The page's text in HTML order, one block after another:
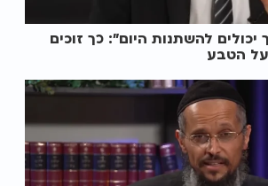
יכולים להשתנות היום": כך זוכים
הטבע